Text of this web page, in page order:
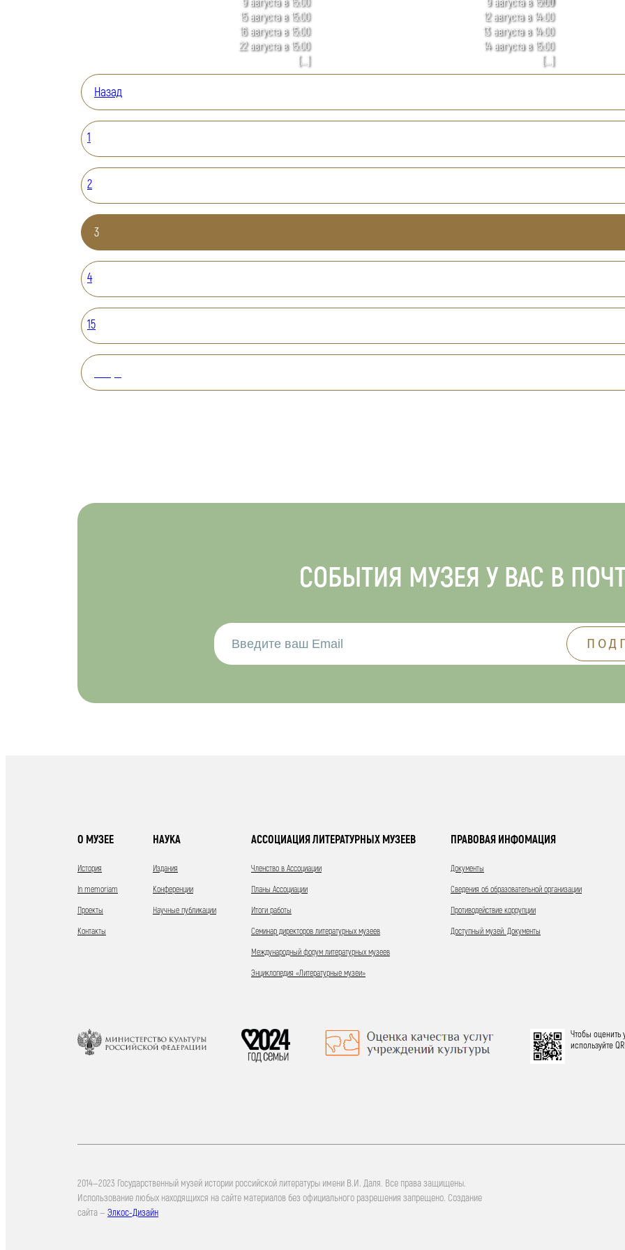
15 августа в 15:00
16 августа в 15:00
22 августа в 15:00
[...]
12 августа в 14:00
13 августа в 14:00
14 августа в 15:00
[...]
Назад
1
2
3
4
15
СОБЫТИЯ МУЗЕЯ У ВАС В
О МУЗЕЕ
История
In memoriam
Проекты
Контакты
НАУКА
Издания
Конференции
Научные публикации
АССОЦИАЦИЯ ЛИТЕРАТУРНЫХ МУЗЕЕВ
Членство в Ассоциации
Планы Ассоциации
Итоги работы
Семинар директоров литературных музеев
Международный форум литературных музеев
Энциклопедия «Литературные музеи»
ПРАВОВАЯ ИНФОМАЦИЯ
Документы
Сведения об образовательной организации
Противодействие коррупции
Доступный музей. Документы
Чтобы оценить
используйте
2014—2023 Государственный музей истории российской литературы имени В.И. Даля. Все права защищены.
Использование любых находящихся на сайте материалов без официального разрешения запрещено. Создание
сайта — Элкос-Дизайн